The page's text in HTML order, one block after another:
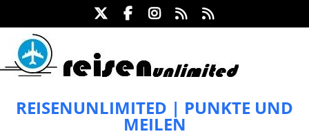
REISENUNLIMITED | PUNKTE UND
MEILEN